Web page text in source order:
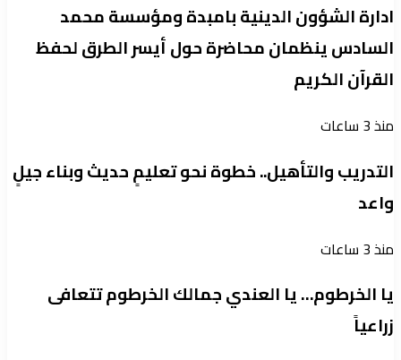
ادارة الشؤون الدينية بامبدة ومؤسسة محمد
السادس ينظمان محاضرة حول أيسر الطرق لحفظ
القرآن الكريم
منذ 3 ساعات
التدريب والتأهيل.. خطوة نحو تعليمٍ حديث وبناء جيلٍ
واعد
منذ 3 ساعات
يا الخرطوم… يا العندي جمالك الخرطوم تتعافى
زراعياً